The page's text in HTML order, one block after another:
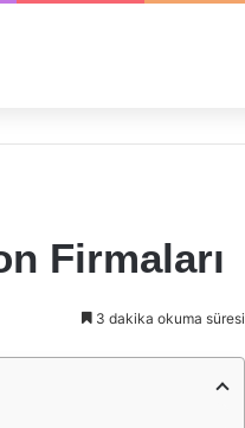
Firmaları
3 dakika okuma süresi